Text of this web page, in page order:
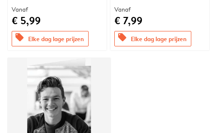
Vanaf
€ 5,99
offers Elke dag lage prijzen
Vanaf
€ 7,99
offers Elke dag lage prijzen